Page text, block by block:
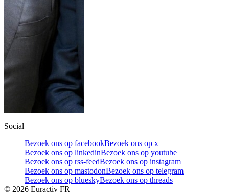
Social
Bezoek ons op facebookBezoek ons op x
Bezoek ons op linkedinBezoek ons op youtube
Bezoek ons op rss-feedBezoek ons op instagram
Bezoek ons op mastodonBezoek ons op telegram
Bezoek ons op blueskyBezoek ons op threads
© 2026 Euractiv FR